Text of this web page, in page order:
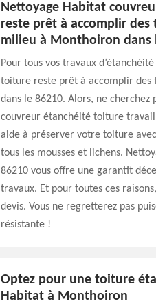
Nettoyage Habitat
reste prêt à accomplir des
milieu à Monthoiron dans
Pour tous vos travaux
toiture reste prêt à accomplir des
dans le 86210. Alors, ne
couvreur étanchéité toiture
aide à préserver votre toiture
tous les mousses et lichens.
86210 vous offre une garantit
travaux. Et pour toutes ces
devis. Vous ne regretterez pas
résistante !
Optez pour une toiture
Habitat à Monthoiron